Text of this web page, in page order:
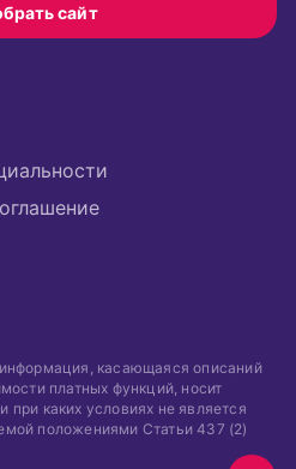
сайт
касающаяся описаний
платных функций, носит
при каких условиях не является
положениями Статьи 437 (2)